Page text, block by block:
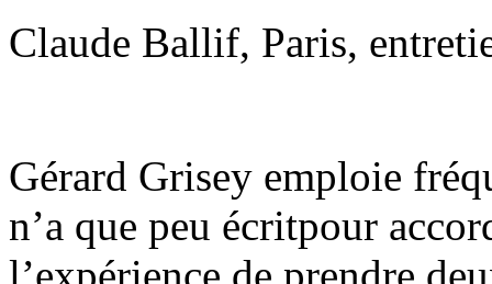
Claude Ballif, Paris,
Gérard Grisey emploie
n’a que peu écritpour
l’expérience de prendre